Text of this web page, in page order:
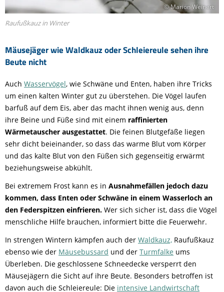
Mäusejäger wie Waldkauz oder Schleiereule sehen ihre
Beute nicht
© Marion Weinert
Raufußkauz in Winter
Auch Wasservögel, wie Schwäne und Enten, haben ihre Tricks
um einen kalten Winter gut zu überstehen. Die Vögel laufen
barfuß auf dem Eis, aber das macht ihnen wenig aus, denn
ihre Beine und Füße sind mit einem raffinierten
Wärmetauscher ausgestattet. Die feinen Blutgefäße liegen
sehr dicht beieinander, so dass das warme Blut vom Körper
und das kalte Blut von den Füßen sich gegenseitig erwärmt
beziehungsweise abkühlt.
Bei extremem Frost kann es in Ausnahmefällen jedoch dazu
kommen, dass Enten oder Schwäne in einem Wasserloch an
den Federspitzen einfrieren. Wer sich sicher ist, dass die Vögel
menschliche Hilfe brauchen, informiert bitte die Feuerwehr.
In strengen Wintern kämpfen auch der Waldkauz, Raufußkauz
ebenso wie der Mäusebussard und der Turmfalke ums
Überleben. Die geschlossene Schneedecke versperrt den
Mäusejägern die Sicht auf ihre Beute. Besonders betroffen ist
davon auch die Schleiereule: Die intensive Landwirtschaft